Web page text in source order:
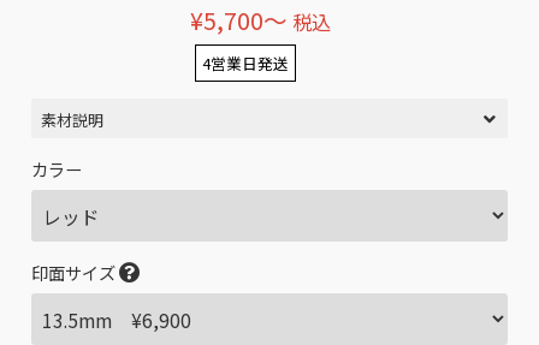
¥5,700〜 税込
4営業日発送
素材説明
カラー
印面サイズ